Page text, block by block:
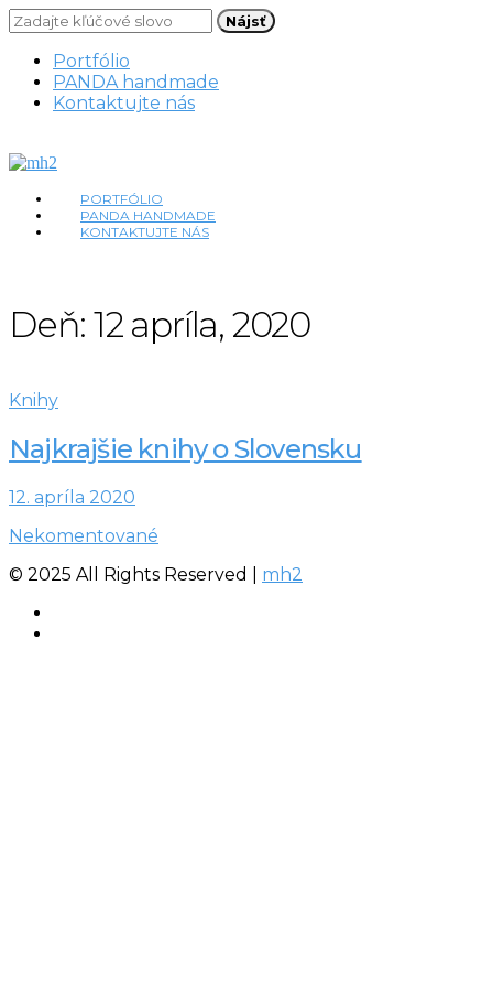
Nájsť
Portfólio
PANDA handmade
Kontaktujte nás
PORTFÓLIO
PANDA HANDMADE
KONTAKTUJTE NÁS
Deň: 12 apríla, 2020
Knihy
Najkrajšie knihy o Slovensku
12. apríla 2020
Nekomentované
© 2025 All Rights Reserved | mh2